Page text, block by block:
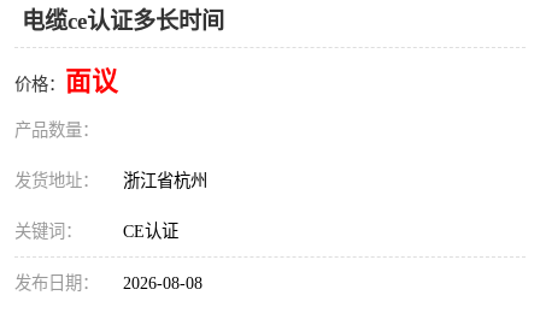
电缆ce认证多长时间
价格： 面议
产品数量：
发货地址： 浙江省杭州
关键词： CE认证
发布日期： 2026-08-08
CCC认证
TS16949认证
iso22000认证